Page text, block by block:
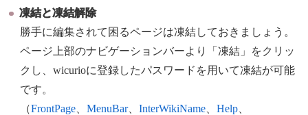
凍結と凍結解除
勝手に編集されて困るページは凍結しておきましょう。
ページ上部のナビゲーションバーより「凍結」をクリッ
クし、wicurioに登録したパスワードを用いて凍結が可能
です。
（FrontPage 、MenuBar、InterWikiName 、Help